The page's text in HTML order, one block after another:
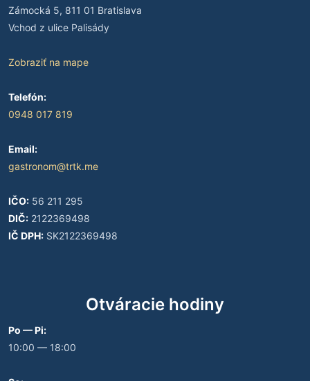
Zámocká 5, 811 01 Bratislava
Vchod z ulice Palisády
Zobraziť na mape
Telefón:
0948 017 819
Email:
gastronom@trtk.me
IČO: 56 211 295
DIČ: 2122369498
IČ DPH: SK2122369498
Otváracie hodiny
Po — Pi:
10:00 — 18:00